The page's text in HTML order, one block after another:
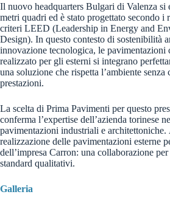
Il nuovo headquarters Bulgari di Valenza si
metri quadri ed è stato progettato secondo i
criteri LEED (Leadership in Energy and
Design). In questo contesto di sostenibilità
innovazione tecnologica, le pavimentazioni
realizzato per gli esterni si integrano
una soluzione che rispetta l’ambiente senza
prestazioni.
La scelta di Prima Pavimenti per questo
conferma l’expertise dell’azienda torinese
pavimentazioni industriali e architettoniche.
realizzazione delle pavimentazioni esterne
dell’impresa Carron: una collaborazione
standard qualitativi.
Galleria